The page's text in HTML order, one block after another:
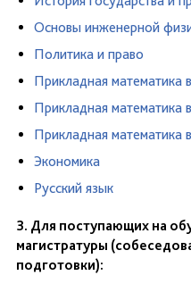
Основы инженерной
Политика и право
Прикладная математика
Прикладная математика
Прикладная математика
Экономика
Русский язык
3. Для поступающих на
магистратуры
подготовки):